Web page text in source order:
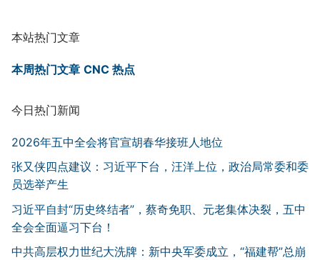
本站热门文章
本周热门文章 CNC 热点
今日热门新闻
2026年五中全会将官宣胡春华接班人地位
张又侠四点建议：习近平下台，汪洋上位，政治局常委和委
员选举产生
习近平自封“历史终结者”，蔡奇免职、元老集体决裂，五中
全会全面逼习下台！
中共高层权力世纪大洗牌：新中央军委成立，“福建帮”总崩